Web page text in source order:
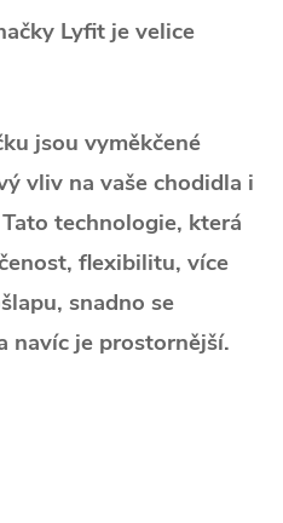
Lyfit je velice
jsou vyměkčené
vliv na vaše chodidla i
technologie, která
flexibilitu, více
snadno se
navíc je prostornější.